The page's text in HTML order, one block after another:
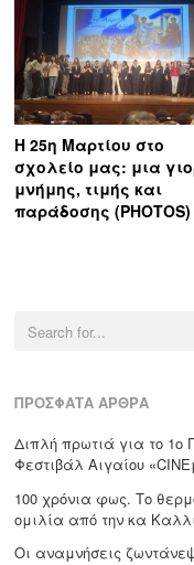
Η 25η Μαρτίου στο
σχολείο μας: μια
μνήμης, τιμής και
παράδοσης (PHOTOS)
ΠΡΌΣΦΑΤΑ ΆΡΘΡΑ
Διπλή πρωτιά για το 1ο
Φεστιβάλ Αιγαίου
100 χρόνια φως. Το
ομιλία από την κα
Οι αναμνήσεις